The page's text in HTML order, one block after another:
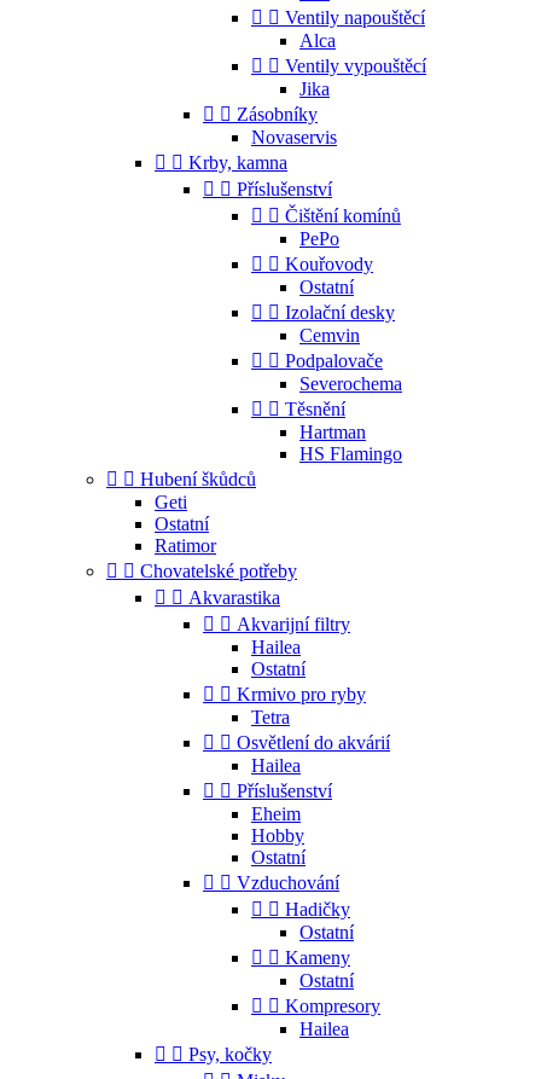
  Ventily napouštěcí
Alca
  Ventily vypouštěcí
Jika
  Zásobníky
Novaservis
  Krby, kamna
  Příslušenství
  Čištění komínů
PePo
  Kouřovody
Ostatní
  Izolační desky
Cemvin
  Podpalovače
Severochema
  Těsnění
Hartman
HS Flamingo
  Hubení škůdců
Geti
Ostatní
Ratimor
  Chovatelské potřeby
  Akvarastika
  Akvarijní filtry
Hailea
Ostatní
  Krmivo pro ryby
Tetra
  Osvětlení do akvárií
Hailea
  Příslušenství
Eheim
Hobby
Ostatní
  Vzduchování
  Hadičky
Ostatní
  Kameny
Ostatní
  Kompresory
Hailea
  Psy, kočky